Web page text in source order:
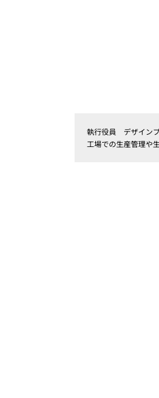
執行役員 デザイン
工場での生産管理や